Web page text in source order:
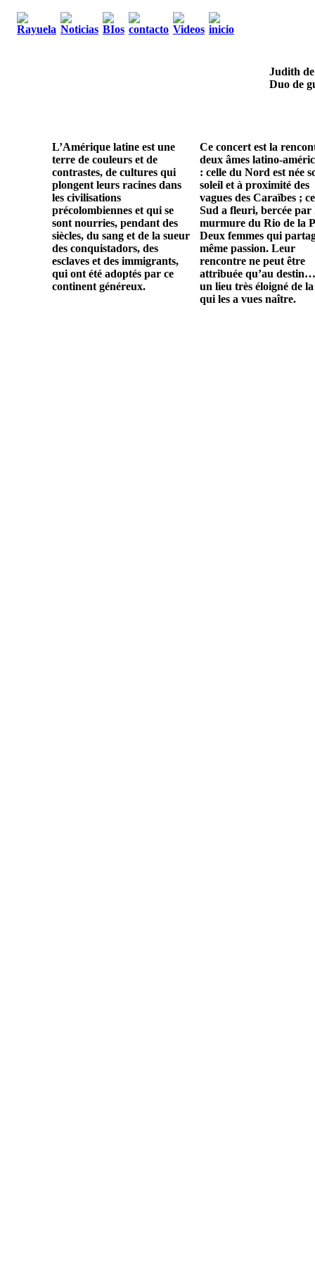
Judith
Duo de
L’Amérique latine est une
terre de couleurs et de
contrastes, de cultures qui
plongent leurs racines dans
les civilisations
précolombiennes et qui se
sont nourries, pendant des
siècles, du sang et de la sueur
des conquistadors, des
esclaves et des immigrants,
qui ont été adoptés par ce
continent généreux.
Ce concert est la
deux âmes latino-
: celle du Nord est née
soleil et à proximité des
vagues des Caraïbes ;
Sud a fleuri, bercée par
murmure du Rio de la
Deux femmes qui
même passion. Leur
rencontre ne peut être
attribuée qu’au
un lieu très éloigné de
qui les a vues naître.